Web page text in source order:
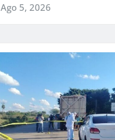
Ago 5, 2026